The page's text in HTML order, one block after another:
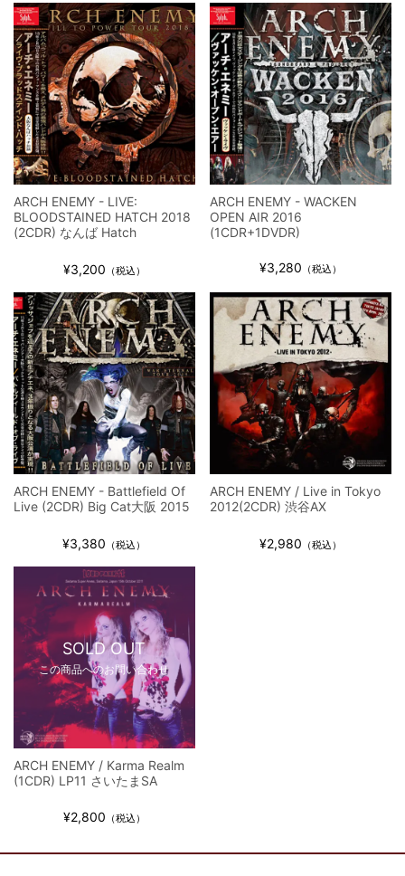
IEM+Aud！
*NEW RELEASE (最新約3ヶ月)
2024.6.24
ビリー・ジョエル / 2024年3月24日 100Aniv. 米M.S.G公演 完全
収録！
*NEW RELEASE (最新約3ヶ月)
2024.6.24
リアム・ギャラガー / 2024年6月3日 カーディフ公演 IEM/AUD 完
全収録！
*NEW RELEASE (最新約3ヶ月)
2024.6.24
スコーピオンズ / 2024年6月15日 リスボン公演 FHD 完全収録！
*NEW RELEASE (最新約3ヶ月)
2024.6.20
マネスキン / 2024年6月9日 ドイツ ROCK AM RING 公演 FHD 完
*NEW RELEASE (最新約3ヶ月)
リアム・ギャラガー / 2024年6月1日 英国シェフィールド公演 完
全収録！
*NEW RELEASE (最新約3ヶ月)
2024.6.9
メガデス / 2023年8月4日 ドイツ W.O.A. 公演 FHD 完全収録！
*NEW RELEASE (最新約3ヶ月)
2024.6.9
ユーライア・ヒープ / 2023年8月3日 ドイツ W.O.A. 公演 FHD 完
全収録！
*NEW RELEASE (最新約3ヶ月)
2024.6.9
ジャーニー / 1979年5月8+9日 コロラド州 2公演 SBD 完全収録！
ARCH ENEMY - LIVE:
BLOODSTAINED HATCH 2018
(2CDR) なんば Hatch
¥3,200 （税込）
ARCH ENEMY - WACKEN
OPEN AIR 2016
(1CDR+1DVDR)
¥3,280 （税込）
ARCH ENEMY - Battlefield Of
Live (2CDR) Big Cat大阪 2015
¥3,380 （税込）
ARCH ENEMY / Live in Tokyo
2012(2CDR) 渋谷AX
¥2,980 （税込）
SOLD OUT
この商品へのお問い合わせ
ARCH ENEMY / Karma Realm
(1CDR) LP11 さいたまSA
¥2,800 （税込）